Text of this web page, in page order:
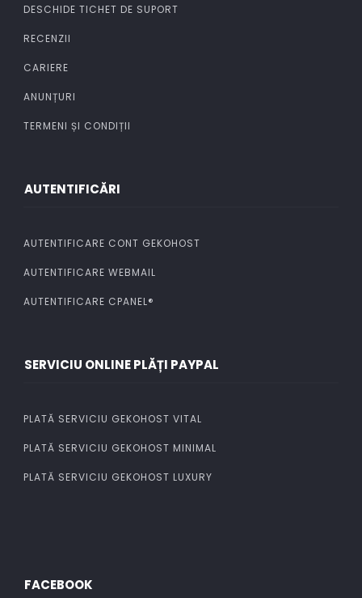
DESCHIDE TICHET DE SUPORT
RECENZII
CARIERE
ANUNȚURI
TERMENI ȘI CONDIȚII
AUTENTIFICĂRI
AUTENTIFICARE CONT GEKOHOST
AUTENTIFICARE WEBMAIL
AUTENTIFICARE CPANEL®
SERVICIU ONLINE PLĂȚI PAYPAL
PLATĂ SERVICIU GEKOHOST VITAL
PLATĂ SERVICIU GEKOHOST MINIMAL
PLATĂ SERVICIU GEKOHOST LUXURY
FACEBOOK